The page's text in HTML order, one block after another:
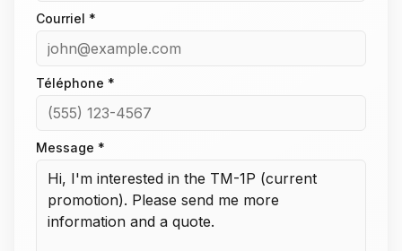
Courriel *
Téléphone *
Message *